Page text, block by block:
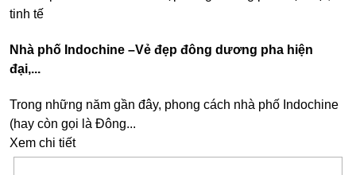
Nhà phố Indochine –Vẻ đẹp đông dương pha hiện
đại,...
Trong những năm gần đây, phong cách nhà phố Indochine
(hay còn gọi là Đông...
Xem chi tiết